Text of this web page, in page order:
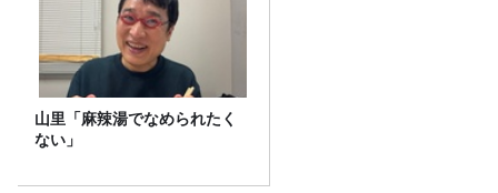
山里「麻辣湯でなめられたく
ない」